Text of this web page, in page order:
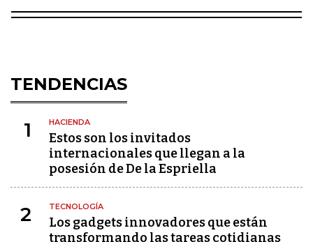
TENDENCIAS
1 HACIENDA
Estos son los invitados
internacionales que llegan a la
posesión de De la Espriella
2 TECNOLOGÍA
Los gadgets innovadores que están
transformando las tareas cotidianas